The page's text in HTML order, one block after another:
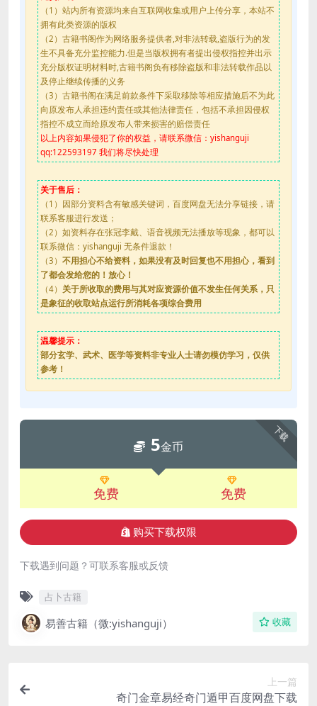
（1）站内所有资源均来自互联网收集或用户上传分享，本站不
拥有此类资源的版权
（2）古籍书阁作为网络服务提供者,对非法转载,盗版行为的发
生不具备充分监控能力.但是当版权拥有者提出侵权指控并出示
充分版权证明材料时,古籍书阁负有移除盗版和非法转载作品以
及停止继续传播的义务
（3）古籍书阁在满足前款条件下采取移除等相应措施后不为此
向原发布人承担违约责任或其他法律责任，包括不承担因侵权
指控不成立而给原发布人带来损害的赔偿责任
以上内容如果侵犯了你的权益，请联系微信：yishanguji
qq:122593197 我们将尽快处理
关于售后：
（1）因部分资料含有敏感关键词，百度网盘无法分享链接，请
联系客服进行发送；
（2）如资料存在张冠李戴、语音视频无法播放等现象，都可以
联系微信：yishanguji 无条件退款！
（3） 不用担心不给资料，如果没有及时回复也不用担心，看到
了都会发给您的！放心！
（4） 关于所收取的费用与其对应资源价值不发生任何关系，只
是象征的收取站点运行所消耗各项综合费用
温馨提示：
部分玄学、武术、医学等资料非专业人士请勿模仿学习，仅供
参考！
下载
5金币
免费 免费
购买下载权限
下载遇到问题？可联系客服或反馈
占卜古籍
易善古籍（微:yishanguji） 收藏
上一篇
奇门金章易经奇门遁甲百度网盘下载